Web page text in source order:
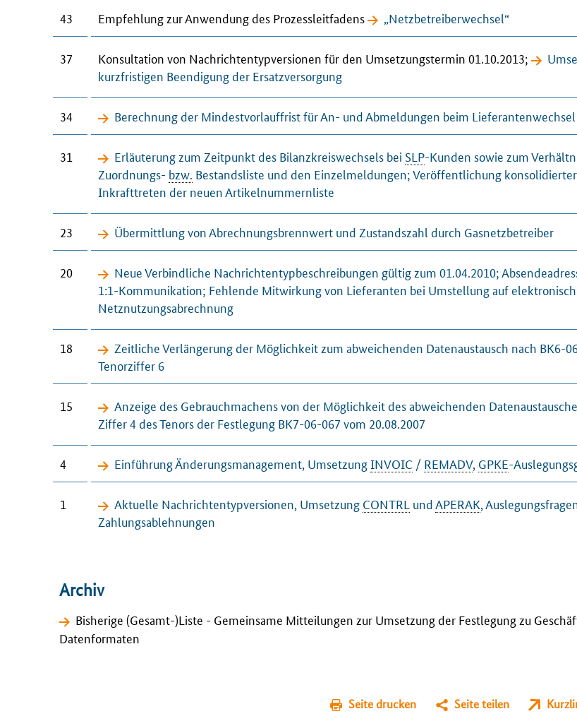
43 Empfehlung zur Anwendung des Prozessleitfadens „Netzbetreiberwechsel“
37 Konsultation von Nachrichtentypversionen für den Umsetzungstermin 01.10.2013;
kurzfristigen Beendigung der Ersatzversorgung
34 Berechnung der Mindestvorlauffrist für An- und Abmeldungen beim Lieferantenwechsel
31 Erläuterung zum Zeitpunkt des Bilanzkreiswechsels bei SLP-Kunden sowie zum
Zuordnungs- bzw. Bestandsliste und den Einzelmeldungen; Veröffentlichung
Inkrafttreten der neuen Artikelnummernliste
23 Übermittlung von Abrechnungsbrennwert und Zustandszahl durch Gasnetzbetreiber
20
Neue Verbindliche Nachrichtentypbeschreibungen gültig zum 01.04.2010;
1:1-Kommunikation; Fehlende Mitwirkung von Lieferanten bei Umstellung auf
Netznutzungsabrechnung
18 Zeitliche Verlängerung der Möglichkeit zum abweichenden Datenaustausch nach BK6-
Tenorziffer 6
15
Anzeige des Gebrauchmachens von der Möglichkeit des abweichenden
Ziffer 4 des Tenors der Festlegung BK7-06-067 vom 20.08.2007
4 Einführung Änderungsmanagement, UmsetzungINVOIC / REMADV, GPKE-
1 Aktuelle Nachrichtentypversionen, Umsetzung CONTRL undAPERAK,
Zahlungsablehnungen
Archiv
Bisherige (Gesamt-)Liste - Gemeinsame Mitteilungen zur Umsetzung der Festlegung zu
Datenformaten
Seite drucken Seite teilen